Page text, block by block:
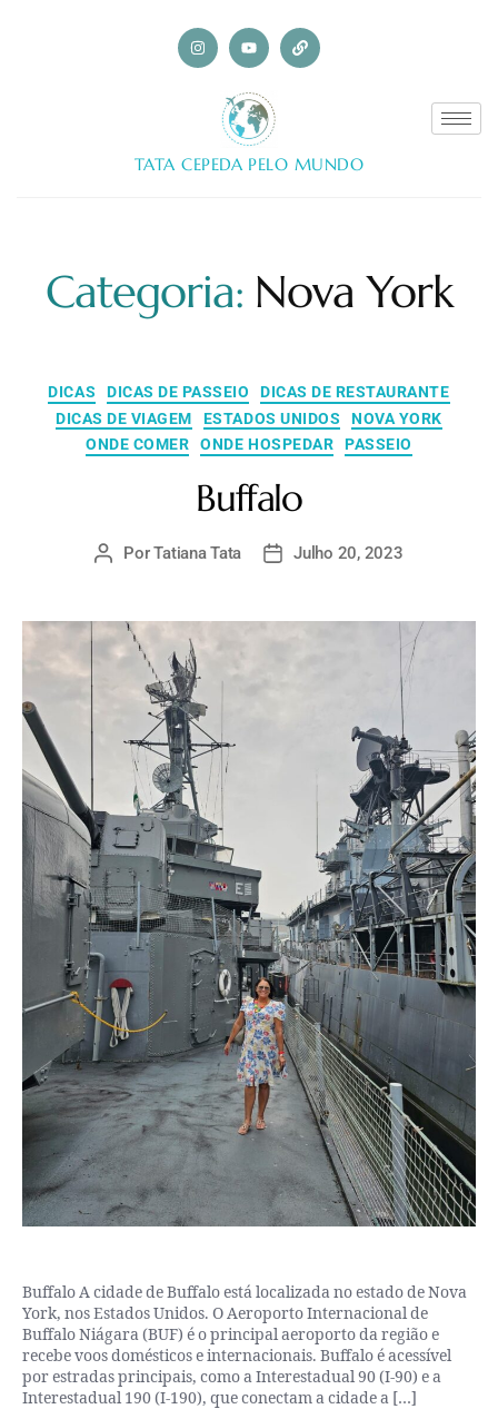
TATA CEPEDA PELO MUNDO
Categoria: Nova York
DICAS DICAS DE PASSEIO
DICAS DE RESTAURANTE
DICAS DE VIAGEM
ESTADOS UNIDOS
NOVA YORK
ONDE COMER
ONDE HOSPEDAR PASSEIO
Buffalo
PorTatiana Tata Julho 20, 2023
Buffalo A cidade de Buffalo está localizada no estado de Nova
York, nos Estados Unidos. O Aeroporto Internacional de
Buffalo Niágara (BUF) é o principal aeroporto da região e
recebe voos domésticos e internacionais. Buffalo é acessível
por estradas principais, como a Interestadual 90 (I-90) e a
Interestadual 190 (I-190), que conectam a cidade a […]